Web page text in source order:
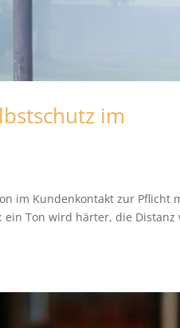
im
im Kundenkontakt zur Pflicht
Ton wird härter, die Distanz